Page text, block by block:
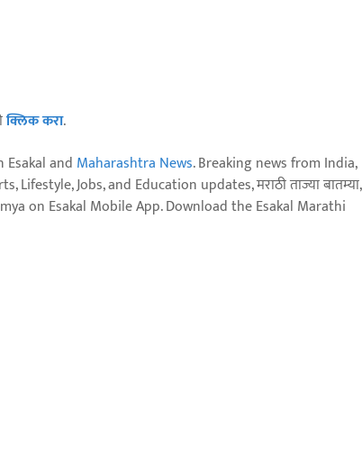
क्लिक करा.
Esakal and Maharashtra News. Breaking news from India,
Jobs, and Education updates, मराठी ताज्या बातम्या,
on Esakal Mobile App. Download the Esakal Marathi